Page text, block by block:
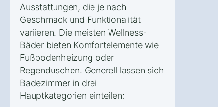
Ausstattungen, die je nach
Geschmack und Funktionalität
variieren. Die meisten Wellness-
Bäder bieten Komfortelemente wie
Fußbodenheizung oder
Regenduschen. Generell lassen sich
Badezimmer in drei
Hauptkategorien einteilen: